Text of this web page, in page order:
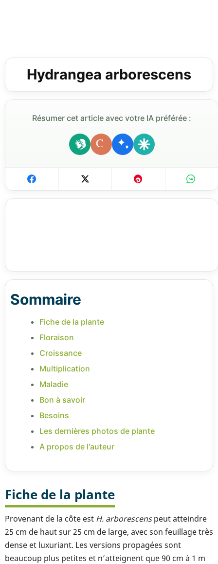
Hydrangea arborescens
Résumer cet article avec votre IA préférée :
C
Sommaire
Fiche de la plante
Floraison
Croissance
Multiplication
Maladie
Bon à savoir
Besoins
Les dernières photos de plante
A propos de l'auteur
Fiche de la plante
Provenant de la côte est H. arborescenspeut atteindre
25 cm de haut sur 25 cm de large, avec son feuillage très
dense et luxuriant. Les versions propagées sont
beaucoup plus petites et n’atteignent que 90 cm à 1 m